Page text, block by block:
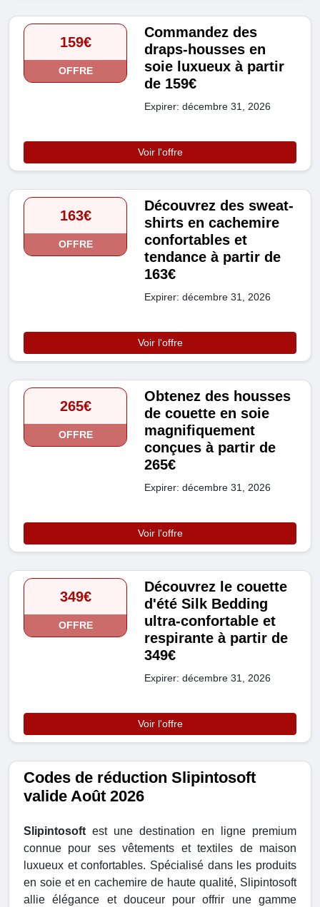
159€
OFFRE
Commandez des
draps-housses en
soie luxueux à partir
de 159€
Expirer: décembre 31, 2026
Voir l'offre
163€
OFFRE
Découvrez des sweat-
shirts en cachemire
confortables et
tendance à partir de
163€
Expirer: décembre 31, 2026
Voir l'offre
265€
OFFRE
Obtenez des housses
de couette en soie
magnifiquement
conçues à partir de
265€
Expirer: décembre 31, 2026
Voir l'offre
349€
OFFRE
Découvrez le couette
d'été Silk Bedding
ultra-confortable et
respirante à partir de
349€
Expirer: décembre 31, 2026
Voir l'offre
Codes de réduction Slipintosoft
valide Août 2026
Slipintosoft est une destination en ligne premium
connue pour ses vêtements et textiles de maison
luxueux et confortables. Spécialisé dans les produits
en soie et en cachemire de haute qualité, Slipintosoft
allie élégance et douceur pour offrir une gamme